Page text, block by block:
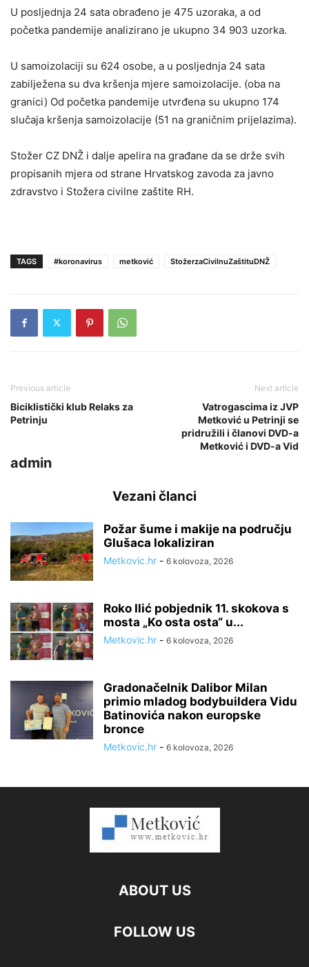
U posljednja 24 sata obrađeno je 475 uzoraka, a od
početka pandemije analizirano je ukupno 34 903 uzorka.
U samoizolaciji su 624 osobe, a u posljednja 24 sata
zabilježena su dva kršenja mjere samoizolacije. (oba na
granici) Od početka pandemije utvrđena su ukupno 174
slučaja kršenja samoizolacije (51 na graničnim prijelazima).
Stožer CZ DNŽ i dalje apelira na građane da se drže svih
propisanih mjera od strane Hrvatskog zavoda za javno
zdravstvo i Stožera civilne zaštite RH.
TAGS #koronavirus metković StožerzaCivilnuZaštituDNŽ
Previous article
Biciklistički klub Relaks za
Petrinju
Next article
Vatrogascima iz JVP
Metković u Petrinji se
pridružili i članovi DVD-a
Metković i DVD-a Vid
admin
Vezani članci
Požar šume i makije na području
Glušaca lokaliziran
Metkovic.hr - 6 kolovoza, 2026
Roko Ilić pobjednik 11. skokova s
mosta „Ko osta osta“ u...
Metkovic.hr - 6 kolovoza, 2026
Gradonačelnik Dalibor Milan
primio mladog bodybuildera Vidu
Batinovića nakon europske
bronce
Metkovic.hr - 6 kolovoza, 2026
ABOUT US
FOLLOW US